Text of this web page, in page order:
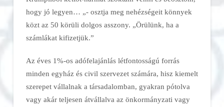
hogy jó legyen… „- osztja meg nehézségeit könnyek
közt az 50 körüli dolgos asszony. „Örülünk, ha a
számlákat kifizetjük.”
Az éves 1%-os adófelajánlás létfontosságú forrás
minden egyház és civil szervezet számára, hisz kiemelt
szerepet vállalnak a társadalomban, gyakran pótolva
vagy akár teljesen átvállalva az önkormányzati vagy